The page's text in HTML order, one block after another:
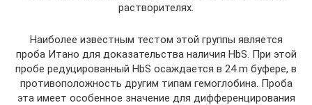
растворителях.
Наиболее известным тестом этой группы является
проба Итано для доказательства наличия HbS. При этой
пробе редуцированный HbS осаждается в 24 m буфере, в
противоположность другим типам гемоглобина. Проба
эта имеет особенное значение для дифференцирования